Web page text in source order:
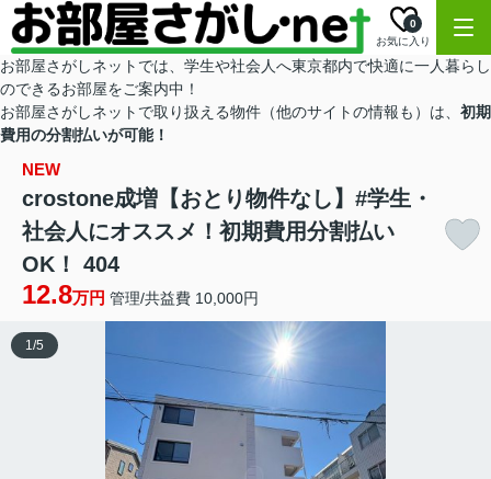
お気に入り
0
お部屋さがしネットでは、学生や社会人へ東京都内で快適に一人暮らし
のできるお部屋をご案内中！
お部屋さがしネットで取り扱える物件（他のサイトの情報も）は、 初期
費用の分割払いが可能！
NEW
crostone成増【おとり物件なし】#学生・
社会人にオススメ！初期費用分割払い
OK！ 404
12.8万円 管理/共益費 10,000円
1/5